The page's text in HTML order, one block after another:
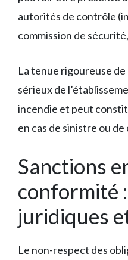
autorités de contrôle
commission de
La tenue rigoureuse
sérieux de
incendie et peut
en cas de sinistre ou
Sanctions
conformité
juridiques
Le non-respect des